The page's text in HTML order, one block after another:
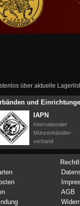
über aktuelle
und
IAPN
Internationaler
Münzenhändler-
verband
AGB